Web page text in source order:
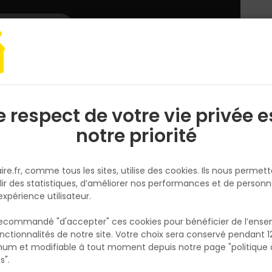
paysager Galet, granulat
respect de votre vie privée
notre priorité
comme tous les sites, utilise des cookies. Ils nous
des statistiques, d’améliorer nos performances et de
utilisateur.
"d'accepter" ces cookies pour bénéficier de
de notre site. Votre choix sera conservé pendant
et modifiable à tout moment depuis notre page "politique